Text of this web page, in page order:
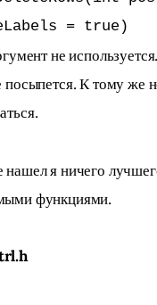
= true)
не
посыпется. К тому же
я ничего
функциями.